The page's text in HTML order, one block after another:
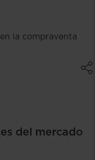
la compraventa
del mercado